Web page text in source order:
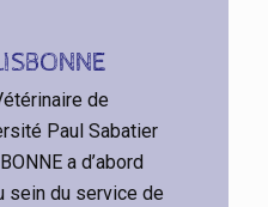
de
Paul Sabatier
a d’abord
sein du service de